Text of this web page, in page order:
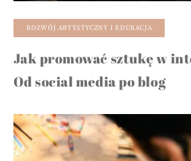
ROZWÓJ ARTYSTYCZNY I EDUKACJA
Jak promować sztukę w
Od social media po blog